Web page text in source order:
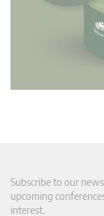
Subscribe to our
upcoming
interest.